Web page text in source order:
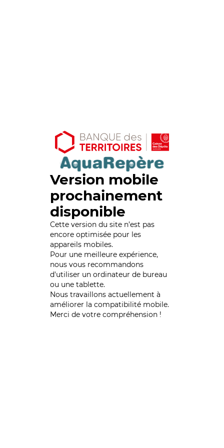
Version mobile
prochainement
disponible
Cette version du site n’est pas
encore optimisée pour les
appareils mobiles.
Pour une meilleure expérience,
nous vous recommandons
d'utiliser un ordinateur de bureau
ou une tablette.
Nous travaillons actuellement à
améliorer la compatibilité mobile.
Merci de votre compréhension !